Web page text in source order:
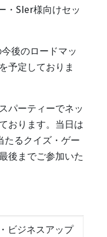
・SIer様向けセッ
後のロードマッ
予定しておりま
パーティーでネッ
おります。当日は
たるクイズ・ゲー
後までご参加いた
ビジネスアップ